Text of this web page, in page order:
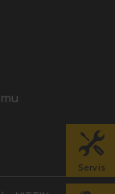
Servis